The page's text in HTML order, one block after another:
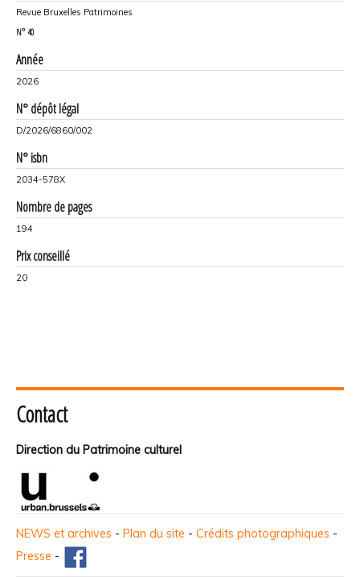
Revue Bruxelles Patrimoines
N° 40
Année
2026
N° dépôt légal
D/2026/6860/002
N° isbn
2034-578X
Nombre de pages
194
Prix conseillé
20
Contact
Direction du Patrimoine culturel
NEWS et archives - Plan du site - Crédits photographiques -
Presse -